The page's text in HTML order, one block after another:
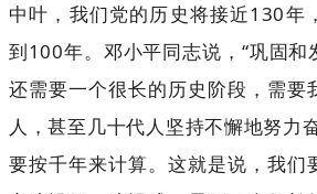
中叶，我们党的历史将接近130年
到100年。邓小平同志说，“巩固和
还需要一个很长的历史阶段，需要
人，甚至几十代人坚持不懈地努力
要按千年来计算。这就是说，我们